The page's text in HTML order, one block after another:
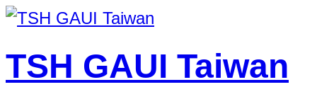
TSH GAUI Taiwan